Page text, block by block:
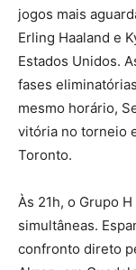
jogos mais
Erling Haaland e
Estados Unidos.
fases
mesmo horário,
vitória no torneio
Toronto.
Às 21h, o Grupo
simultâneas.
confronto direto